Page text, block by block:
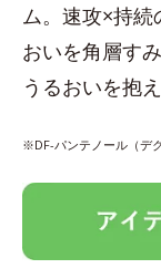
ム。速攻×持
おいを角層す
うるおいを抱
※DF-パンテノール（デ